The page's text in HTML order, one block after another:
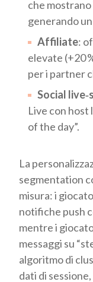
che
generando
Affiliate:
elevate (+20
per i partner
Social
Live con host
of the day”.
La
segmentation
misura: i
notifiche push
mentre i
messaggi su
algoritmo di
dati di